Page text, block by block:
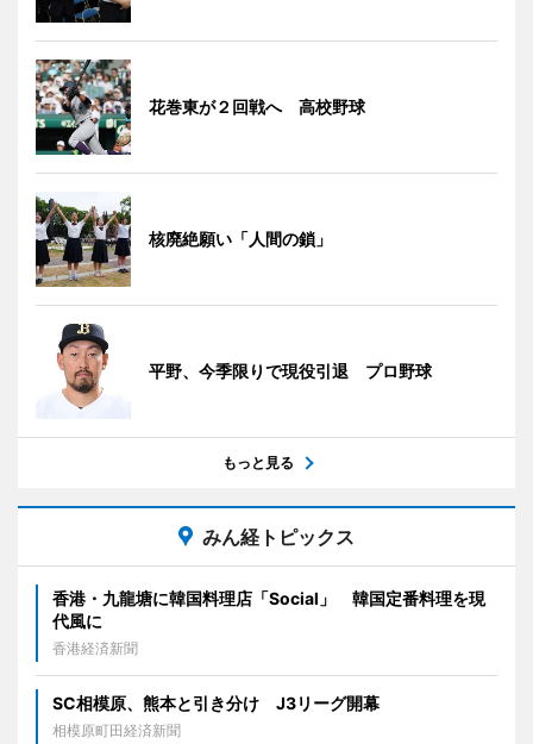
花巻東が２回戦へ 高校野球
核廃絶願い「人間の鎖」
平野、今季限りで現役引退 プロ野球
もっと見る
みん経トピックス
香港・九龍塘に韓国料理店「Social」 韓国定番料理を現
代風に
香港経済新聞
SC相模原、熊本と引き分け J3リーグ開幕
相模原町田経済新聞